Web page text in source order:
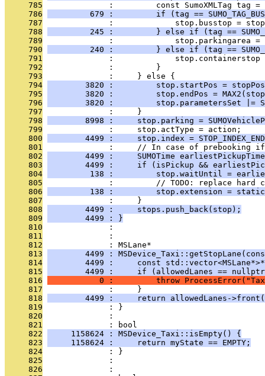
     785
:         const SumoXMLTag tag =
     786
679 :         if (tag ==
     787
:             stop.busstop =
     788
245 :         } else if (tag ==
     789
:             stop.parkingarea =
     790
240 :         } else if (tag ==
     791
:             stop.containerstop
     792
              :         }
     793
              :     } else {
     794
3820 :         stop.startPos =
     795
3820 :         stop.endPos =
     796
3820 :         stop.parametersSet |=
     797
              :     }
     798
8998 :     stop.parking =
     799
              :     stop.actType = action;
     800
4499 :     stop.index =
     801
:     // In case of prebooking
     802
4499 :     SUMOTime
     803
4499 :     if (isPickup &&
     804
138 :         stop.waitUntil =
     805
:         // TODO: replace hard
     806
138 :         stop.extension =
     807
              :     }
     808
        4499 :     stops.push_back(stop);
     809
        4499 : }
     810
              :
     811
              :
     812
              : MSLane*
     813
4499 :
     814
4499 :     const
     815
4499 :     if (allowedLanes ==
     816
0 :         throw
     817
              :     }
     818
4499 :     return allowedLanes-
     819
              : }
     820
              :
     821
              : bool
     822
     1158624 : MSDevice_Taxi::isEmpty() {
     823
     1158624 :     return myState == EMPTY;
     824
              : }
     825
              :
     826
              :